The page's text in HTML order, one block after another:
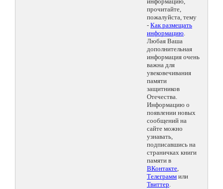
прочитайте,
пожалуйста, тему
- Как размещать
информацию.
Любая Ваша
дополнительная
информация очень
важна для
увековечивания
памяти
защитников
Отечества.
Информацию о
появлении новых
сообщений на
сайте можно
узнавать,
подписавшись на
страничках книги
памяти в
ВКонтакте,
Телеграмм или
Твиттер.